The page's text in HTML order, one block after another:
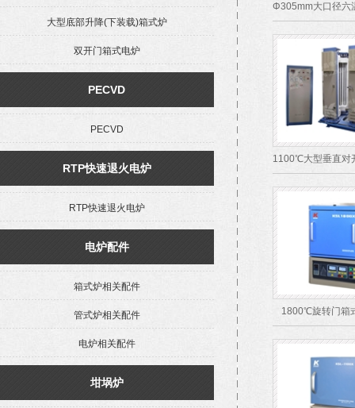
大型底部升降(下装载)箱式炉
双开门箱式电炉
PECVD
PECVD
RTP快速退火电炉
RTP快速退火电炉
电炉配件
箱式炉相关配件
管式炉相关配件
电炉相关配件
坩埚炉
Φ305mm大口径六
1100℃大型垂直对
1800℃旋转门箱